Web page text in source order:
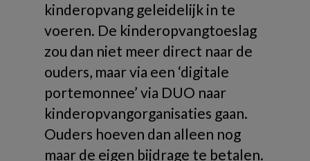
kinderopvang geleidelijk in te
voeren. De kinderopvangtoeslag
zou dan niet meer direct naar de
ouders, maar via een ‘digitale
portemonnee’ via DUO naar
kinderopvangorganisaties gaan.
Ouders hoeven dan alleen nog
maar de eigen bijdrage te betalen.